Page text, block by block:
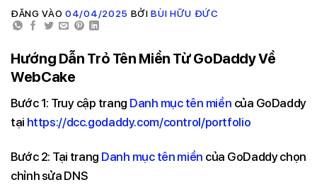
ĐĂNG VÀO04/04/2025 BỞIBÙI HỮU ĐỨC
Hướng Dẫn Trỏ Tên Miền Từ GoDaddy Về
WebCake
Bước 1: Truy cập trang Danh mục tên miền của GoDaddy
tại https://dcc.godaddy.com/control/portfolio
Bước 2: Tại trang Danh mục tên miền của GoDaddy chọn
chỉnh sửa DNS